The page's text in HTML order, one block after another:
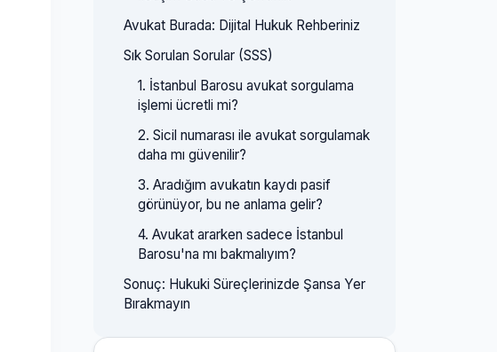
Avukat Burada: Dijital Hukuk Rehberiniz
Sık Sorulan Sorular (SSS)
1. İstanbul Barosu avukat sorgulama
işlemi ücretli mi?
2. Sicil numarası ile avukat sorgulamak
daha mı güvenilir?
3. Aradığım avukatın kaydı pasif
görünüyor, bu ne anlama gelir?
4. Avukat ararken sadece İstanbul
Barosu'na mı bakmalıyım?
Sonuç: Hukuki Süreçlerinizde Şansa Yer
Bırakmayın